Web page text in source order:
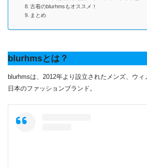
古着のblurhmsもオススメ！
まとめ
blurhmsとは？
blurhmsは、2012年より設立されたメンズ、ウ
日本のファッションブランド。